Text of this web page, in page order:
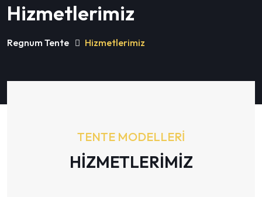
Hizmetlerimiz
Regnum Tente Hizmetlerimiz
TENTE MODELLERİ
HİZMETLERİMİZ